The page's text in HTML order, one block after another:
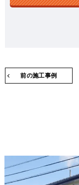
前の施工事例